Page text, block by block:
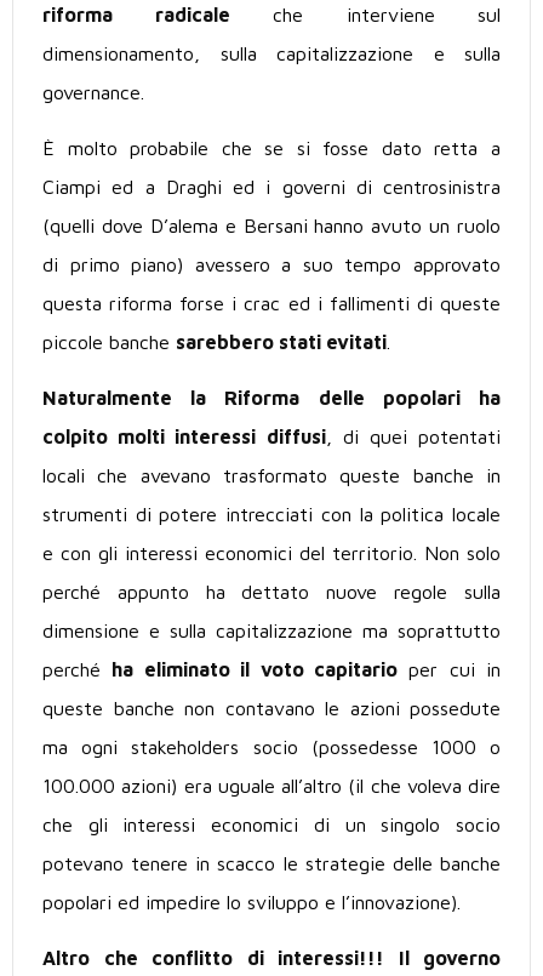
riforma radicale che interviene sul
dimensionamento, sulla capitalizzazione e sulla
governance.
È molto probabile che se si fosse dato retta a
Ciampi ed a Draghi ed i governi di centrosinistra
(quelli dove D’alema e Bersani hanno avuto un ruolo
di primo piano) avessero a suo tempo approvato
questa riforma forse i crac ed i fallimenti di queste
piccole banche sarebbero stati evitati
Naturalmente la Riforma delle popolari ha
colpito molti interessi diffusi, di quei potentati
locali che avevano trasformato queste banche in
strumenti di potere intrecciati con la politica locale
e con gli interessi economici del territorio. Non solo
perché appunto ha dettato nuove regole sulla
dimensione e sulla capitalizzazione ma soprattutto
perché
ha eliminato il voto capitarioper cui in
queste banche non contavano le azioni possedute
ma ogni stakeholders socio (possedesse 1000 o
100.000 azioni) era uguale all’altro (il che voleva dire
che gli interessi economici di un singolo socio
potevano tenere in scacco le strategie delle banche
popolari ed impedire lo sviluppo e l’innovazione).
Altro che conflitto di interessi!!! Il governo